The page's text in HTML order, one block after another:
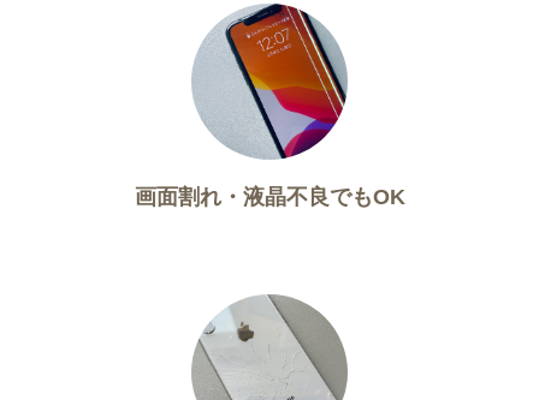
画面割れ・液晶不良でもOK